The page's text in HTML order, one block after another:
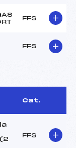
FFS
FFS
Cat.
FFS